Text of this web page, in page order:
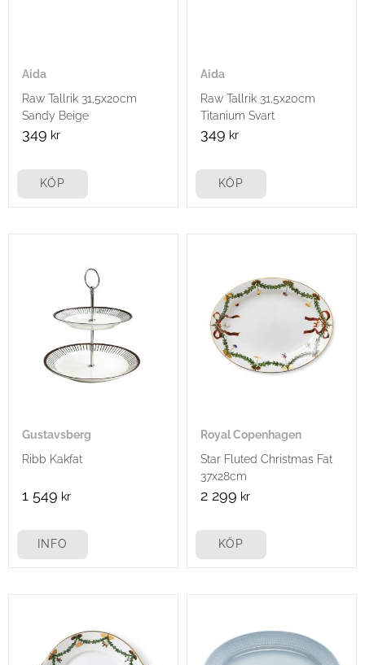
Aida
Raw Tallrik 31,5x20cm
Sandy Beige
349 kr
KÖP
Aida
Raw Tallrik 31,5x20cm
Titanium Svart
349 kr
KÖP
Gustavsberg
Ribb Kakfat
1 549 kr
INFO
Royal Copenhagen
Star Fluted Christmas Fat
37x28cm
2 299 kr
KÖP